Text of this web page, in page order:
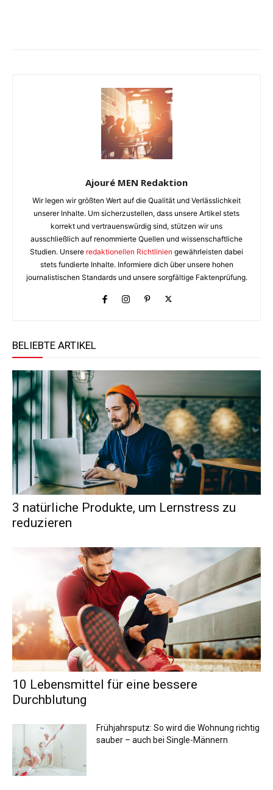
Ajouré MEN Redaktion
Wir legen wir größten Wert auf die Qualität und Verlässlichkeit
unserer Inhalte. Um sicherzustellen, dass unsere Artikel stets
korrekt und vertrauenswürdig sind, stützen wir uns
ausschließlich auf renommierte Quellen und wissenschaftliche
Studien. Unsere redaktionellen Richtlinien gewährleisten dabei
stets fundierte Inhalte. Informiere dich über unsere hohen
journalistischen Standards und unsere sorgfältige Faktenprüfung.
BELIEBTE ARTIKEL
3 natürliche Produkte, um Lernstress zu
reduzieren
10 Lebensmittel für eine bessere
Durchblutung
Frühjahrsputz: So wird die Wohnung richtig
sauber – auch bei Single-Männern